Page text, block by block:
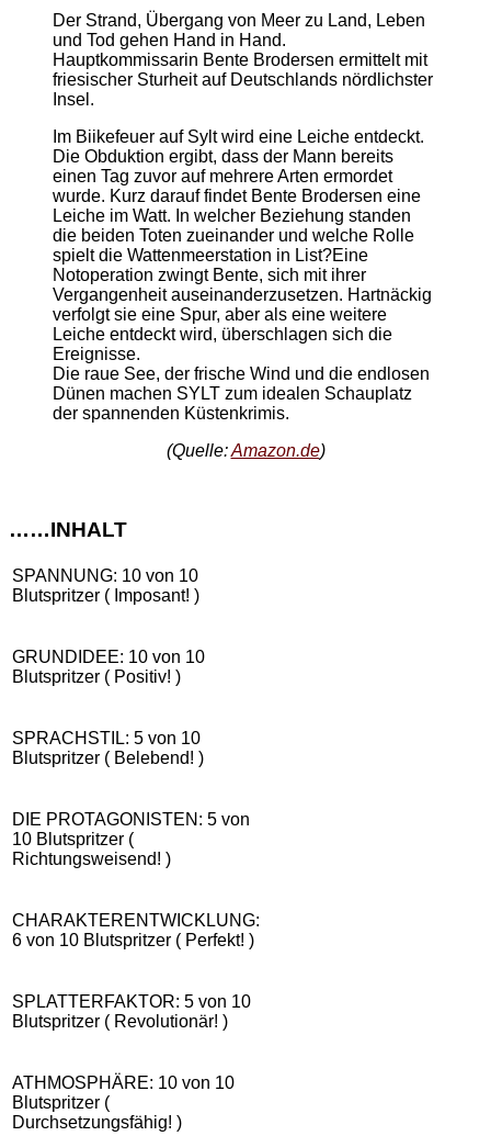
Der Strand, Übergang von Meer zu Land, Leben
und Tod gehen Hand in Hand.
Hauptkommissarin Bente Brodersen ermittelt mit
friesischer Sturheit auf Deutschlands nördlichster
Insel.
Im Biikefeuer auf Sylt wird eine Leiche entdeckt.
Die Obduktion ergibt, dass der Mann bereits
einen Tag zuvor auf mehrere Arten ermordet
wurde. Kurz darauf findet Bente Brodersen eine
Leiche im Watt. In welcher Beziehung standen
die beiden Toten zueinander und welche Rolle
spielt die Wattenmeerstation in List?Eine
Notoperation zwingt Bente, sich mit ihrer
Vergangenheit auseinanderzusetzen. Hartnäckig
verfolgt sie eine Spur, aber als eine weitere
Leiche entdeckt wird, überschlagen sich die
Ereignisse.
Die raue See, der frische Wind und die endlosen
Dünen machen SYLT zum idealen Schauplatz
der spannenden Küstenkrimis.
(Quelle:Amazon.de)
……INHALT
SPANNUNG: 10 von 10
Blutspritzer ( Imposant! )
GRUNDIDEE: 10 von 10
Blutspritzer ( Positiv! )
SPRACHSTIL: 5 von 10
Blutspritzer ( Belebend! )
DIE PROTAGONISTEN: 5 von
10 Blutspritzer (
Richtungsweisend! )
CHARAKTERENTWICKLUNG:
6 von 10 Blutspritzer ( Perfekt! )
SPLATTERFAKTOR: 5 von 10
Blutspritzer ( Revolutionär! )
ATHMOSPHÄRE: 10 von 10
Blutspritzer (
Durchsetzungsfähig! )